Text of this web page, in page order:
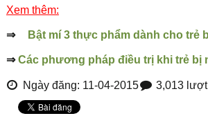
Xem thêm:
⇒ Bật mí 3 thực phẩm dành cho trẻ
⇒Các phương pháp điều trị khi trẻ bị
Ngày đăng: 11-04-2015 3,013